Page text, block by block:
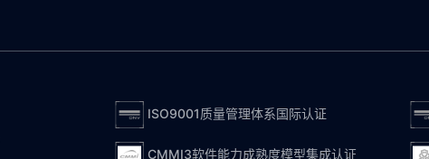
ISO9001质量管理体系国际认证
CMMI3软件能力成熟度模型集成认证